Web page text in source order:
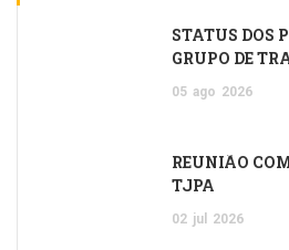
STATUS DOS
GRUPO DE
05 ago 2026
REUNIÃO
TJPA
02 jul 2026